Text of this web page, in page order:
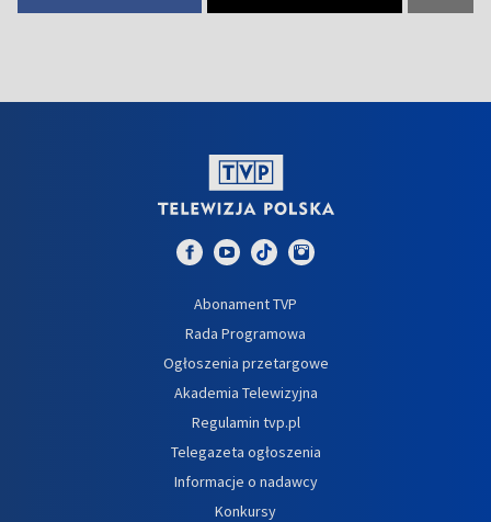
Abonament TVP
Rada Programowa
Ogłoszenia przetargowe
Akademia Telewizyjna
Regulamin tvp.pl
Telegazeta ogłoszenia
Informacje o nadawcy
Konkursy